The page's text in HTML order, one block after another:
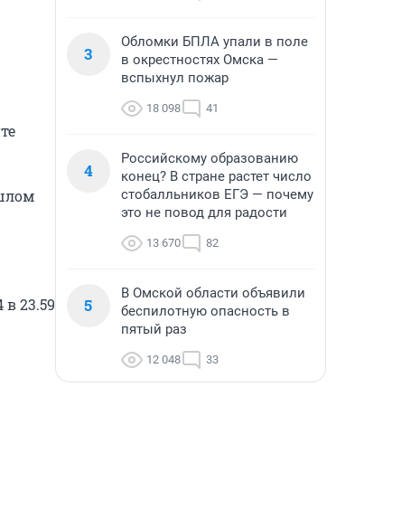
23.59
3
Обломки БПЛА упали в поле
в окрестностях Омска —
вспыхнул пожар
18 098 41
4
Российскому образованию
конец? В стране растет число
стобалльников ЕГЭ — почему
это не повод для радости
13 670 82
5
В Омской области объявили
беспилотную опасность в
пятый раз
12 048 33